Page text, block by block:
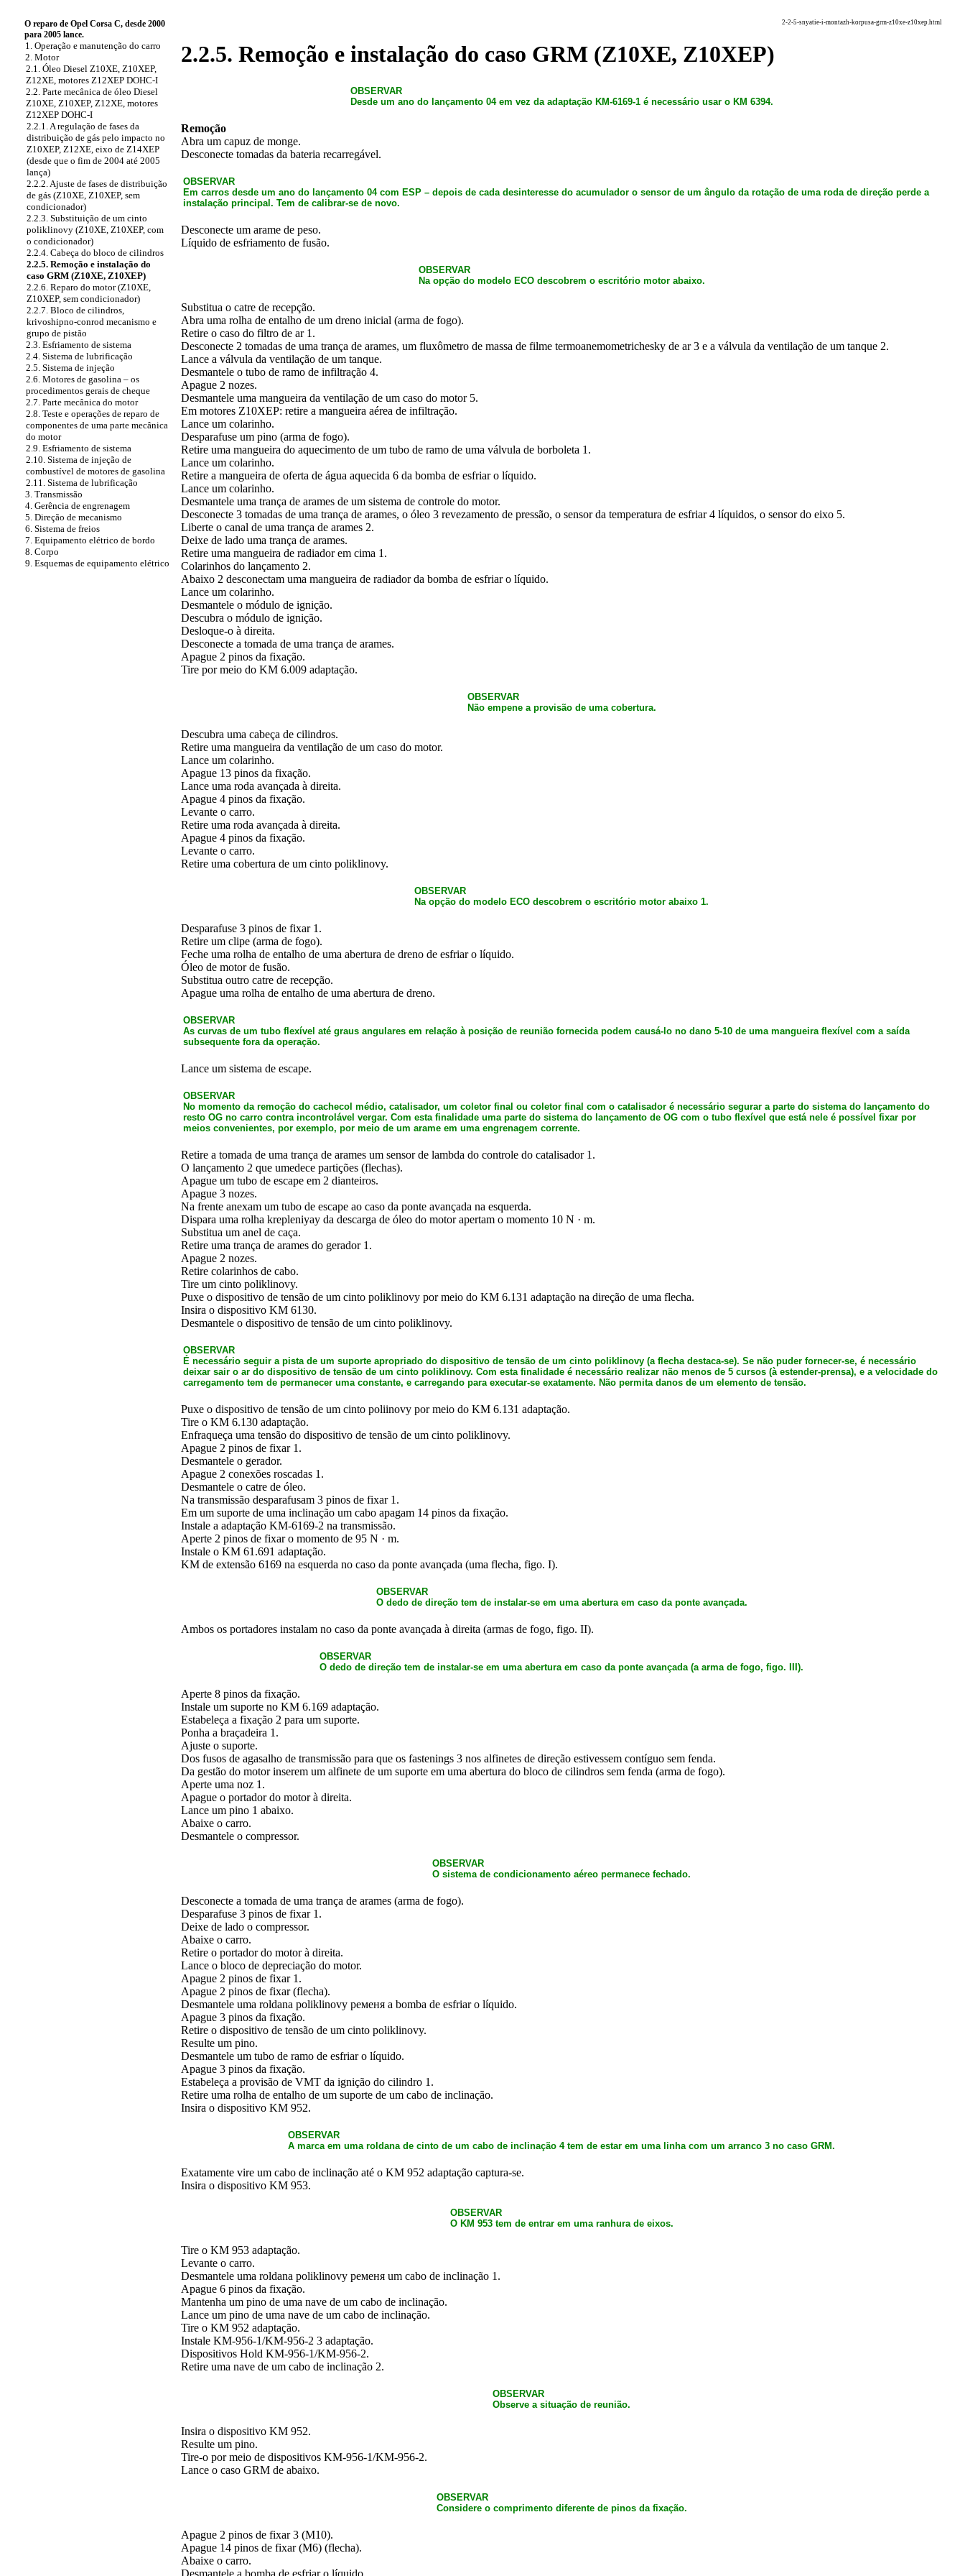
O reparo de Opel Corsa C, desde 2000
para 2005 lance.
1. Operação e manutenção do carro
2. Motor
2.1. Óleo Diesel Z10XE, Z10XEP,
Z12XE, motores Z12XEP DOHC-I
2.2. Parte mecânica de óleo Diesel
Z10XE, Z10XEP, Z12XE, motores
Z12XEP DOHC-I
2.2.1. A regulação de fases da
distribuição de gás pelo impacto no
Z10XEP, Z12XE, eixo de Z14XEP
(desde que o fim de 2004 até 2005
lança)
2.2.2. Ajuste de fases de distribuição
de gás (Z10XE, Z10XEP, sem
condicionador)
2.2.3. Substituição de um cinto
poliklinovy (Z10XE, Z10XEP, com
o condicionador)
2.2.4. Cabeça do bloco de cilindros
2.2.5. Remoção e instalação do
caso GRM (Z10XE, Z10XEP)
2.2.6. Reparo do motor (Z10XE,
Z10XEP, sem condicionador)
2.2.7. Bloco de cilindros,
krivoshipno-conrod mecanismo e
grupo de pistão
2.3. Esfriamento de sistema
2.4. Sistema de lubrificação
2.5. Sistema de injeção
2.6. Motores de gasolina – os
procedimentos gerais de cheque
2.7. Parte mecânica do motor
2.8. Teste e operações de reparo de
componentes de uma parte mecânica
do motor
2.9. Esfriamento de sistema
2.10. Sistema de injeção de
combustível de motores de gasolina
2.11. Sistema de lubrificação
3. Transmissão
4. Gerência de engrenagem
5. Direção de mecanismo
6. Sistema de freios
7. Equipamento elétrico de bordo
8. Corpo
9. Esquemas de equipamento elétrico
2-2-5-snyatie-i-montazh-korpusa-grm-z10xe-z10xep.html
2.2.5. Remoção e instalação do caso GRM (Z10XE, Z10XEP)
OBSERVAR
Desde um ano do lançamento 04 em vez da adaptação KM-6169-1 é necessário usar o KM 6394.
Remoção
Abra um capuz de monge.
Desconecte tomadas da bateria recarregável.
OBSERVAR
Em carros desde um ano do lançamento 04 com ESP – depois de cada desinteresse do acumulador o sensor de um ângulo da rotação de uma roda de direção perde a
instalação principal. Tem de calibrar-se de novo.
Desconecte um arame de peso.
Líquido de esfriamento de fusão.
OBSERVAR
Na opção do modelo ECO descobrem o escritório motor abaixo.
Substitua o catre de recepção.
Abra uma rolha de entalho de um dreno inicial (arma de fogo).
Retire o caso do filtro de ar 1.
Desconecte 2 tomadas de uma trança de arames, um fluxômetro de massa de filme termoanemometrichesky de ar 3 e a válvula da ventilação de um tanque 2.
Lance a válvula da ventilação de um tanque.
Desmantele o tubo de ramo de infiltração 4.
Apague 2 nozes.
Desmantele uma mangueira da ventilação de um caso do motor 5.
Em motores Z10XEP: retire a mangueira aérea de infiltração.
Lance um colarinho.
Desparafuse um pino (arma de fogo).
Retire uma mangueira do aquecimento de um tubo de ramo de uma válvula de borboleta 1.
Lance um colarinho.
Retire a mangueira de oferta de água aquecida 6 da bomba de esfriar o líquido.
Lance um colarinho.
Desmantele uma trança de arames de um sistema de controle do motor.
Desconecte 3 tomadas de uma trança de arames, o óleo 3 revezamento de pressão, o sensor da temperatura de esfriar 4 líquidos, o sensor do eixo 5.
Liberte o canal de uma trança de arames 2.
Deixe de lado uma trança de arames.
Retire uma mangueira de radiador em cima 1.
Colarinhos do lançamento 2.
Abaixo 2 desconectam uma mangueira de radiador da bomba de esfriar o líquido.
Lance um colarinho.
Desmantele o módulo de ignição.
Descubra o módulo de ignição.
Desloque-o à direita.
Desconecte a tomada de uma trança de arames.
Apague 2 pinos da fixação.
Tire por meio do KM 6.009 adaptação.
OBSERVAR
Não empene a provisão de uma cobertura.
Descubra uma cabeça de cilindros.
Retire uma mangueira da ventilação de um caso do motor.
Lance um colarinho.
Apague 13 pinos da fixação.
Lance uma roda avançada à direita.
Apague 4 pinos da fixação.
Levante o carro.
Retire uma roda avançada à direita.
Apague 4 pinos da fixação.
Levante o carro.
Retire uma cobertura de um cinto poliklinovy.
OBSERVAR
Na opção do modelo ECO descobrem o escritório motor abaixo 1.
Desparafuse 3 pinos de fixar 1.
Retire um clipe (arma de fogo).
Feche uma rolha de entalho de uma abertura de dreno de esfriar o líquido.
Óleo de motor de fusão.
Substitua outro catre de recepção.
Apague uma rolha de entalho de uma abertura de dreno.
OBSERVAR
As curvas de um tubo flexível até graus angulares em relação à posição de reunião fornecida podem causá-lo no dano 5-10 de uma mangueira flexível com a saída
subsequente fora da operação.
Lance um sistema de escape.
OBSERVAR
No momento da remoção do cachecol médio, catalisador, um coletor final ou coletor final com o catalisador é necessário segurar a parte do sistema do lançamento do
resto OG no carro contra incontrolável vergar. Com esta finalidade uma parte do sistema do lançamento de OG com o tubo flexível que está nele é possível fixar por
meios convenientes, por exemplo, por meio de um arame em uma engrenagem corrente.
Retire a tomada de uma trança de arames um sensor de lambda do controle do catalisador 1.
O lançamento 2 que umedece partições (flechas).
Apague um tubo de escape em 2 dianteiros.
Apague 3 nozes.
Na frente anexam um tubo de escape ao caso da ponte avançada na esquerda.
Dispara uma rolha krepleniyay da descarga de óleo do motor apertam o momento 10 N · m.
Substitua um anel de caça.
Retire uma trança de arames do gerador 1.
Apague 2 nozes.
Retire colarinhos de cabo.
Tire um cinto poliklinovy.
Puxe o dispositivo de tensão de um cinto poliklinovy por meio do KM 6.131 adaptação na direção de uma flecha.
Insira o dispositivo KM 6130.
Desmantele o dispositivo de tensão de um cinto poliklinovy.
OBSERVAR
É necessário seguir a pista de um suporte apropriado do dispositivo de tensão de um cinto poliklinovy (a flecha destaca-se). Se não puder fornecer-se, é necessário
deixar sair o ar do dispositivo de tensão de um cinto poliklinovy. Com esta finalidade é necessário realizar não menos de 5 cursos (à estender-prensa), e a velocidade do
carregamento tem de permanecer uma constante, e carregando para executar-se exatamente. Não permita danos de um elemento de tensão.
Puxe o dispositivo de tensão de um cinto poliinovy por meio do KM 6.131 adaptação.
Tire o KM 6.130 adaptação.
Enfraqueça uma tensão do dispositivo de tensão de um cinto poliklinovy.
Apague 2 pinos de fixar 1.
Desmantele o gerador.
Apague 2 conexões roscadas 1.
Desmantele o catre de óleo.
Na transmissão desparafusam 3 pinos de fixar 1.
Em um suporte de uma inclinação um cabo apagam 14 pinos da fixação.
Instale a adaptação KM-6169-2 na transmissão.
Aperte 2 pinos de fixar o momento de 95 N · m.
Instale o KM 61.691 adaptação.
KM de extensão 6169 na esquerda no caso da ponte avançada (uma flecha, figo. I).
OBSERVAR
O dedo de direção tem de instalar-se em uma abertura em caso da ponte avançada.
Ambos os portadores instalam no caso da ponte avançada à direita (armas de fogo, figo. II).
OBSERVAR
O dedo de direção tem de instalar-se em uma abertura em caso da ponte avançada (a arma de fogo, figo. III).
Aperte 8 pinos da fixação.
Instale um suporte no KM 6.169 adaptação.
Estabeleça a fixação 2 para um suporte.
Ponha a braçadeira 1.
Ajuste o suporte.
Dos fusos de agasalho de transmissão para que os fastenings 3 nos alfinetes de direção estivessem contíguo sem fenda.
Da gestão do motor inserem um alfinete de um suporte em uma abertura do bloco de cilindros sem fenda (arma de fogo).
Aperte uma noz 1.
Apague o portador do motor à direita.
Lance um pino 1 abaixo.
Abaixe o carro.
Desmantele o compressor.
OBSERVAR
O sistema de condicionamento aéreo permanece fechado.
Desconecte a tomada de uma trança de arames (arma de fogo).
Desparafuse 3 pinos de fixar 1.
Deixe de lado o compressor.
Abaixe o carro.
Retire o portador do motor à direita.
Lance o bloco de depreciação do motor.
Apague 2 pinos de fixar 1.
Apague 2 pinos de fixar (flecha).
Desmantele uma roldana poliklinovy ременя a bomba de esfriar o líquido.
Apague 3 pinos da fixação.
Retire o dispositivo de tensão de um cinto poliklinovy.
Resulte um pino.
Desmantele um tubo de ramo de esfriar o líquido.
Apague 3 pinos da fixação.
Estabeleça a provisão de VMT da ignição do cilindro 1.
Retire uma rolha de entalho de um suporte de um cabo de inclinação.
Insira o dispositivo KM 952.
OBSERVAR
A marca em uma roldana de cinto de um cabo de inclinação 4 tem de estar em uma linha com um arranco 3 no caso GRM.
Exatamente vire um cabo de inclinação até o KM 952 adaptação captura-se.
Insira o dispositivo KM 953.
OBSERVAR
O KM 953 tem de entrar em uma ranhura de eixos.
Tire o KM 953 adaptação.
Levante o carro.
Desmantele uma roldana poliklinovy ременя um cabo de inclinação 1.
Apague 6 pinos da fixação.
Mantenha um pino de uma nave de um cabo de inclinação.
Lance um pino de uma nave de um cabo de inclinação.
Tire o KM 952 adaptação.
Instale KM-956-1/KM-956-2 3 adaptação.
Dispositivos Hold KM-956-1/KM-956-2.
Retire uma nave de um cabo de inclinação 2.
OBSERVAR
Observe a situação de reunião.
Insira o dispositivo KM 952.
Resulte um pino.
Tire-o por meio de dispositivos KM-956-1/KM-956-2.
Lance o caso GRM de abaixo.
OBSERVAR
Considere o comprimento diferente de pinos da fixação.
Apague 2 pinos de fixar 3 (M10).
Apague 14 pinos de fixar (M6) (flecha).
Abaixe o carro.
Desmantele a bomba de esfriar o líquido.